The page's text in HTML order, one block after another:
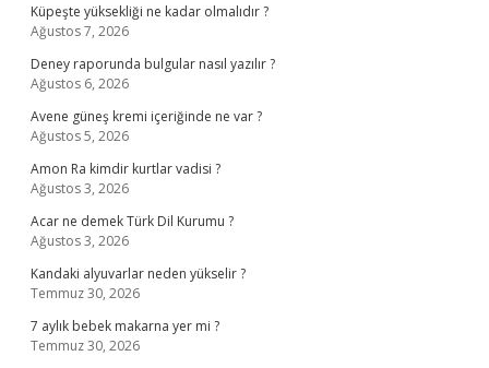
Küpeşte yüksekliği ne kadar olmalıdır ?
Ağustos 7, 2026
Deney raporunda bulgular nasıl yazılır ?
Ağustos 6, 2026
Avene güneş kremi içeriğinde ne var ?
Ağustos 5, 2026
Amon Ra kimdir kurtlar vadisi ?
Ağustos 3, 2026
Acar ne demek Türk Dil Kurumu ?
Ağustos 3, 2026
Kandaki alyuvarlar neden yükselir ?
Temmuz 30, 2026
7 aylık bebek makarna yer mi ?
Temmuz 30, 2026